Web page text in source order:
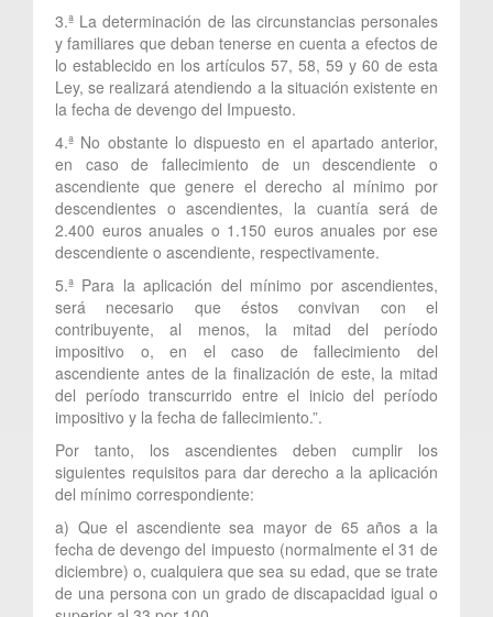
3.ª La determinación de las circunstancias personales
y familiares que deban tenerse en cuenta a efectos de
lo establecido en los artículos 57, 58, 59 y 60 de esta
Ley, se realizará atendiendo a la situación existente en
la fecha de devengo del Impuesto.
4.ª No obstante lo dispuesto en el apartado anterior,
en caso de fallecimiento de un descendiente o
ascendiente que genere el derecho al mínimo por
descendientes o ascendientes, la cuantía será de
2.400 euros anuales o 1.150 euros anuales por ese
descendiente o ascendiente, respectivamente.
5.ª Para la aplicación del mínimo por ascendientes,
será necesario que éstos convivan con el
contribuyente, al menos, la mitad del período
impositivo o, en el caso de fallecimiento del
ascendiente antes de la finalización de este, la mitad
del período transcurrido entre el inicio del período
impositivo y la fecha de fallecimiento.”.
Por tanto, los ascendientes deben cumplir los
siguientes requisitos para dar derecho a la aplicación
del mínimo correspondiente:
a) Que el ascendiente sea mayor de 65 años a la
fecha de devengo del impuesto (normalmente el 31 de
diciembre) o, cualquiera que sea su edad, que se trate
de una persona con un grado de discapacidad igual o